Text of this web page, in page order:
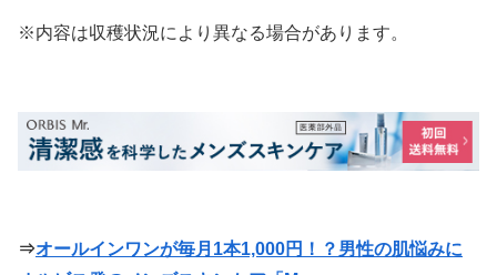
※内容は収穫状況により異なる場合があります。
⇒オールインワンが毎月1本1,000円！？男性の肌悩みに